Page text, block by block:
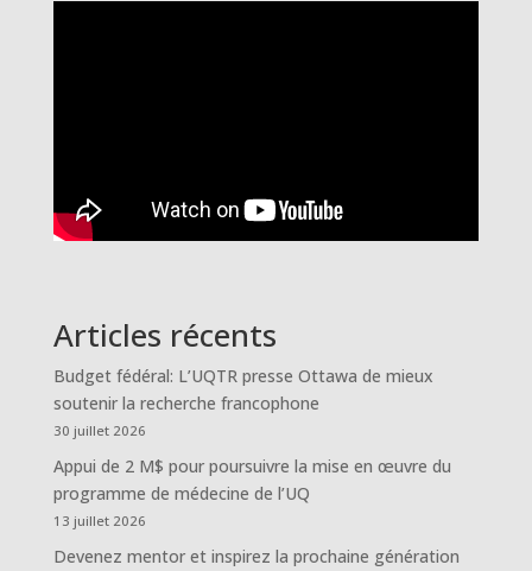
Articles récents
Budget fédéral: L’UQTR presse Ottawa de mieux
soutenir la recherche francophone
30 juillet 2026
Appui de 2 M$ pour poursuivre la mise en œuvre du
programme de médecine de l’UQ
13 juillet 2026
Devenez mentor et inspirez la prochaine génération